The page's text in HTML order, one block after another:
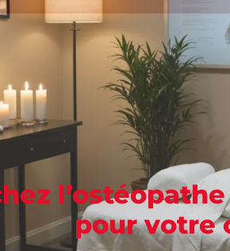
pour votre